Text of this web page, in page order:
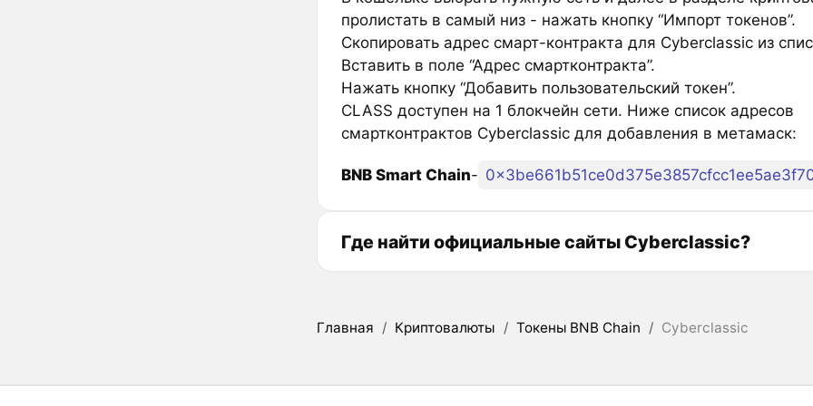
пролистать в самый низ - нажать кнопку “Импорт токенов”.
Скопировать адрес смарт-контракта для Cyberclassic из
Вставить в поле “Адрес смартконтракта”.
Нажать кнопку “Добавить пользовательский токен”.
CLASS доступен на 1 блокчейн сети. Ниже список адресов
смартконтрактов Cyberclassic для добавления в метамаск:
BNB Smart Chain-
Где найти официальные сайты Cyberclassic?
Главная / Криптовалюты / Токены BNB Chain / Cyberclassic